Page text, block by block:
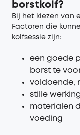
borstkolf?
Bij het kiezen van
Factoren die
kolfsessie zijn:
een goede
borst te
voldoende,
stille
materialen
voeding